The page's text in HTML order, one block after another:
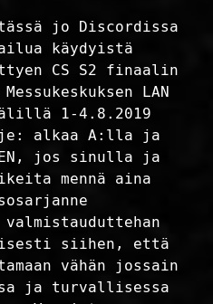
tässä jo Discordissa
käydyistä
CS S2 finaalin
LAN
1-4.8.2019
alkaa A:lla ja
jos sinulla ja
mennä aina
siihen, että
vähän jossain
ja turvallisessa